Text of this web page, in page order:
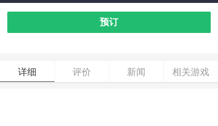
预订
详细 评价 新闻 相关游戏